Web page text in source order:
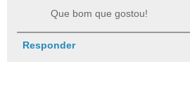
Que bom que gostou!
Responder